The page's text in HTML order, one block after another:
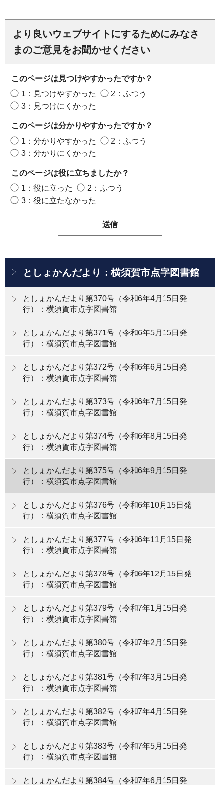
より良いウェブサイトにするためにみなさ
まのご意見をお聞かせください
このページは見つけやすかったですか？
1：見つけやすかった
2：ふつう
3：見つけにくかった
このページは分かりやすかったですか？
1：分かりやすかった
2：ふつう
3：分かりにくかった
このページは役に立ちましたか？
1：役に立った
2：ふつう
3：役に立たなかった
としょかんだより：横須賀市点字図書館
としょかんだより第370号（令和6年4月15日発
行）：横須賀市点字図書館
としょかんだより第371号（令和6年5月15日発
行）：横須賀市点字図書館
としょかんだより第372号（令和6年6月15日発
行）：横須賀市点字図書館
としょかんだより第373号（令和6年7月15日発
行）：横須賀市点字図書館
としょかんだより第374号（令和6年8月15日発
行）：横須賀市点字図書館
としょかんだより第375号（令和6年9月15日発
行）：横須賀市点字図書館
としょかんだより第376号（令和6年10月15日発
行）：横須賀市点字図書館
としょかんだより第377号（令和6年11月15日発
行）：横須賀市点字図書館
としょかんだより第378号（令和6年12月15日発
行）：横須賀市点字図書館
としょかんだより第379号（令和7年1月15日発
行）：横須賀市点字図書館
としょかんだより第380号（令和7年2月15日発
行）：横須賀市点字図書館
としょかんだより第381号（令和7年3月15日発
行）：横須賀市点字図書館
としょかんだより第382号（令和7年4月15日発
行）：横須賀市点字図書館
としょかんだより第383号（令和7年5月15日発
行）：横須賀市点字図書館
としょかんだより第384号（令和7年6月15日発